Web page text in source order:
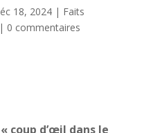
18, 2024| Faits
| 0 commentaires
coup d’œil dans le